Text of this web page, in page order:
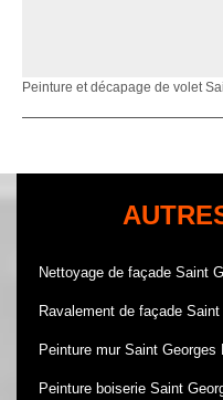
Peinture et décapage de volet
Nettoyage de façade Saint
Ravalement de façade
Peinture mur Saint Georges
Peinture boiserie Saint